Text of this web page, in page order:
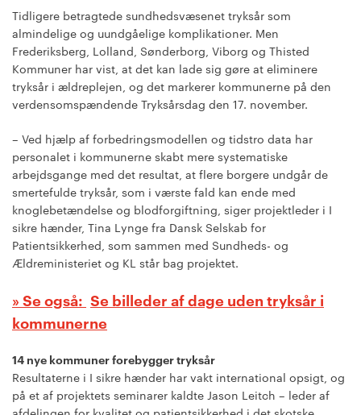
Tidligere betragtede sundhedsvæsenet tryksår som
almindelige og uundgåelige komplikationer. Men
Frederiksberg, Lolland, Sønderborg, Viborg og Thisted
Kommuner har vist, at det kan lade sig gøre at eliminere
tryksår i ældreplejen, og det markerer kommunerne på den
verdensomspændende Tryksårsdag den 17. november.
– Ved hjælp af forbedringsmodellen og tidstro data har
personalet i kommunerne skabt mere systematiske
arbejdsgange med det resultat, at flere borgere undgår de
smertefulde tryksår, som i værste fald kan ende med
knoglebetændelse og blodforgiftning, siger projektleder i I
sikre hænder, Tina Lynge fra Dansk Selskab for
Patientsikkerhed, som sammen med Sundheds- og
Ældreministeriet og KL står bag projektet.
Se billeder af dage uden tryksår i
kommunerne
14 nye kommuner forebygger tryksår
Resultaterne i I sikre hænder har vakt international opsigt, og
på et af projektets seminarer kaldte Jason Leitch – leder af